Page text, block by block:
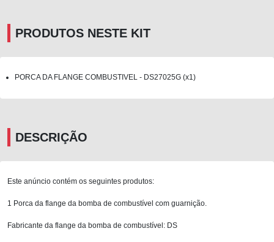
PRODUTOS NESTE KIT
PORCA DA FLANGE COMBUSTIVEL - DS27025G (x1)
DESCRIÇÃO
Este anúncio contém os seguintes produtos:
1 Porca da flange da bomba de combustível com guarnição.
Fabricante da flange da bomba de combustível: DS